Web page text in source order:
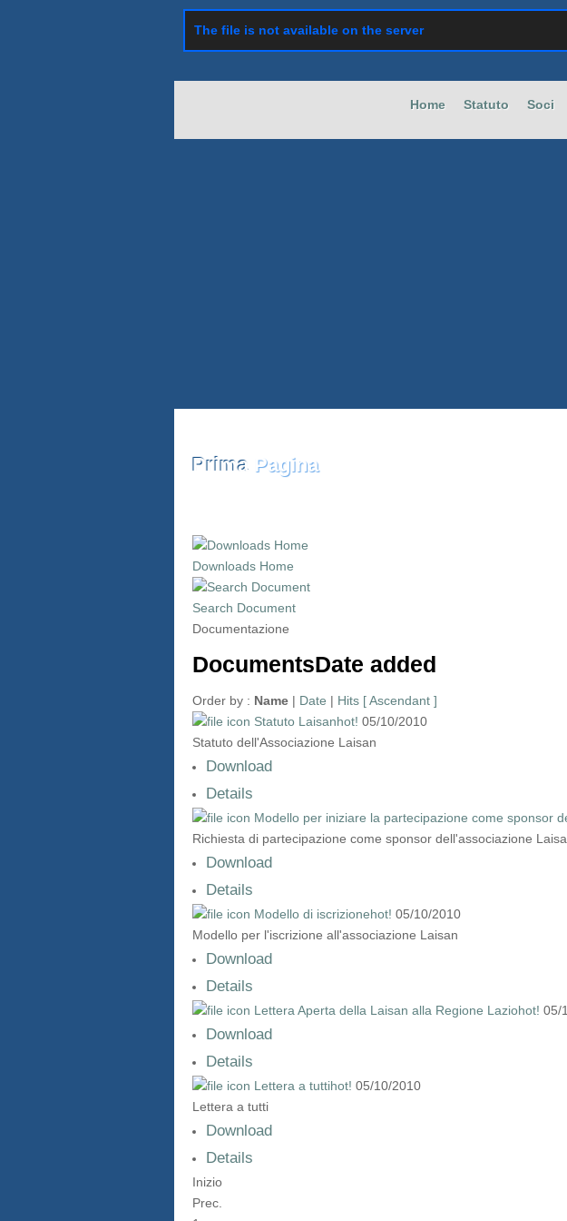
The file is not available on the server
Home Statuto Soci
Prima Pagina
Downloads Home
Search Document
Documentazione
DocumentsDate added
Order by : Name | Date | Hits [ Ascendant ]
Statuto Laisanhot! 05/10/2010
Statuto dell'Associazione Laisan
Download
Details
Modello per iniziare la partecipazione come sponsor
Richiesta di partecipazione come sponsor dell'associazione
Download
Details
Modello di iscrizionehot! 05/10/2010
Modello per l'iscrizione all'associazione Laisan
Download
Details
Lettera Aperta della Laisan alla Regione Laziohot! 05/
Download
Details
Lettera a tuttihot! 05/10/2010
Lettera a tutti
Download
Details
Inizio
Prec.